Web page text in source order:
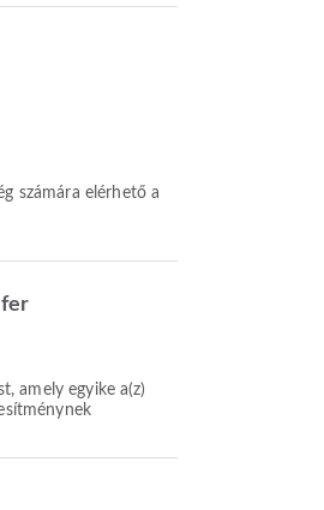
számára elérhető a
amely egyike a(z)